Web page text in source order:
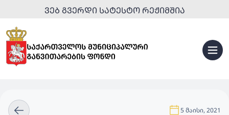
ᲕᲔᲑ ᲒᲕᲔᲠᲓᲘ ᲡᲐᲢᲔᲡᲢᲝ ᲠᲔᲟᲘᲛᲨᲘᲐ
5 მაისი, 2021